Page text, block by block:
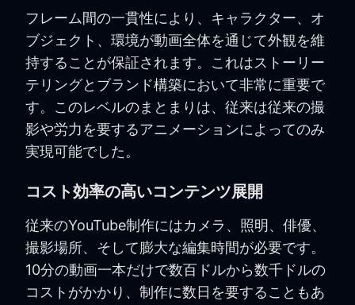
フレーム間の一貫性により、キャラクター、オ
ブジェクト、環境が動画全体を通じて外観を維
持することが保証されます。これはストーリー
テリングとブランド構築において非常に重要で
す。このレベルのまとまりは、従来は従来の撮
影や労力を要するアニメーションによってのみ
実現可能でした。
コスト効率の高いコンテンツ展開
従来のYouTube制作にはカメラ、照明、俳優、
撮影場所、そして膨大な編集時間が必要です。
10分の動画一本だけで数百ドルから数千ドルの
コストがかかり、制作に数日を要することもあ